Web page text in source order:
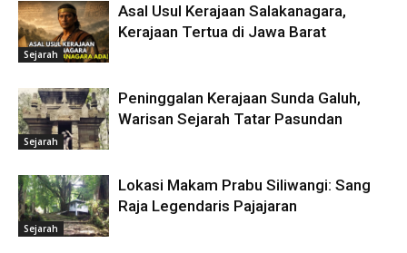
Sejarah
Asal Usul Kerajaan Salakanagara,
Kerajaan Tertua di Jawa Barat
Sejarah
Peninggalan Kerajaan Sunda Galuh,
Warisan Sejarah Tatar Pasundan
Sejarah
Lokasi Makam Prabu Siliwangi: Sang
Raja Legendaris Pajajaran